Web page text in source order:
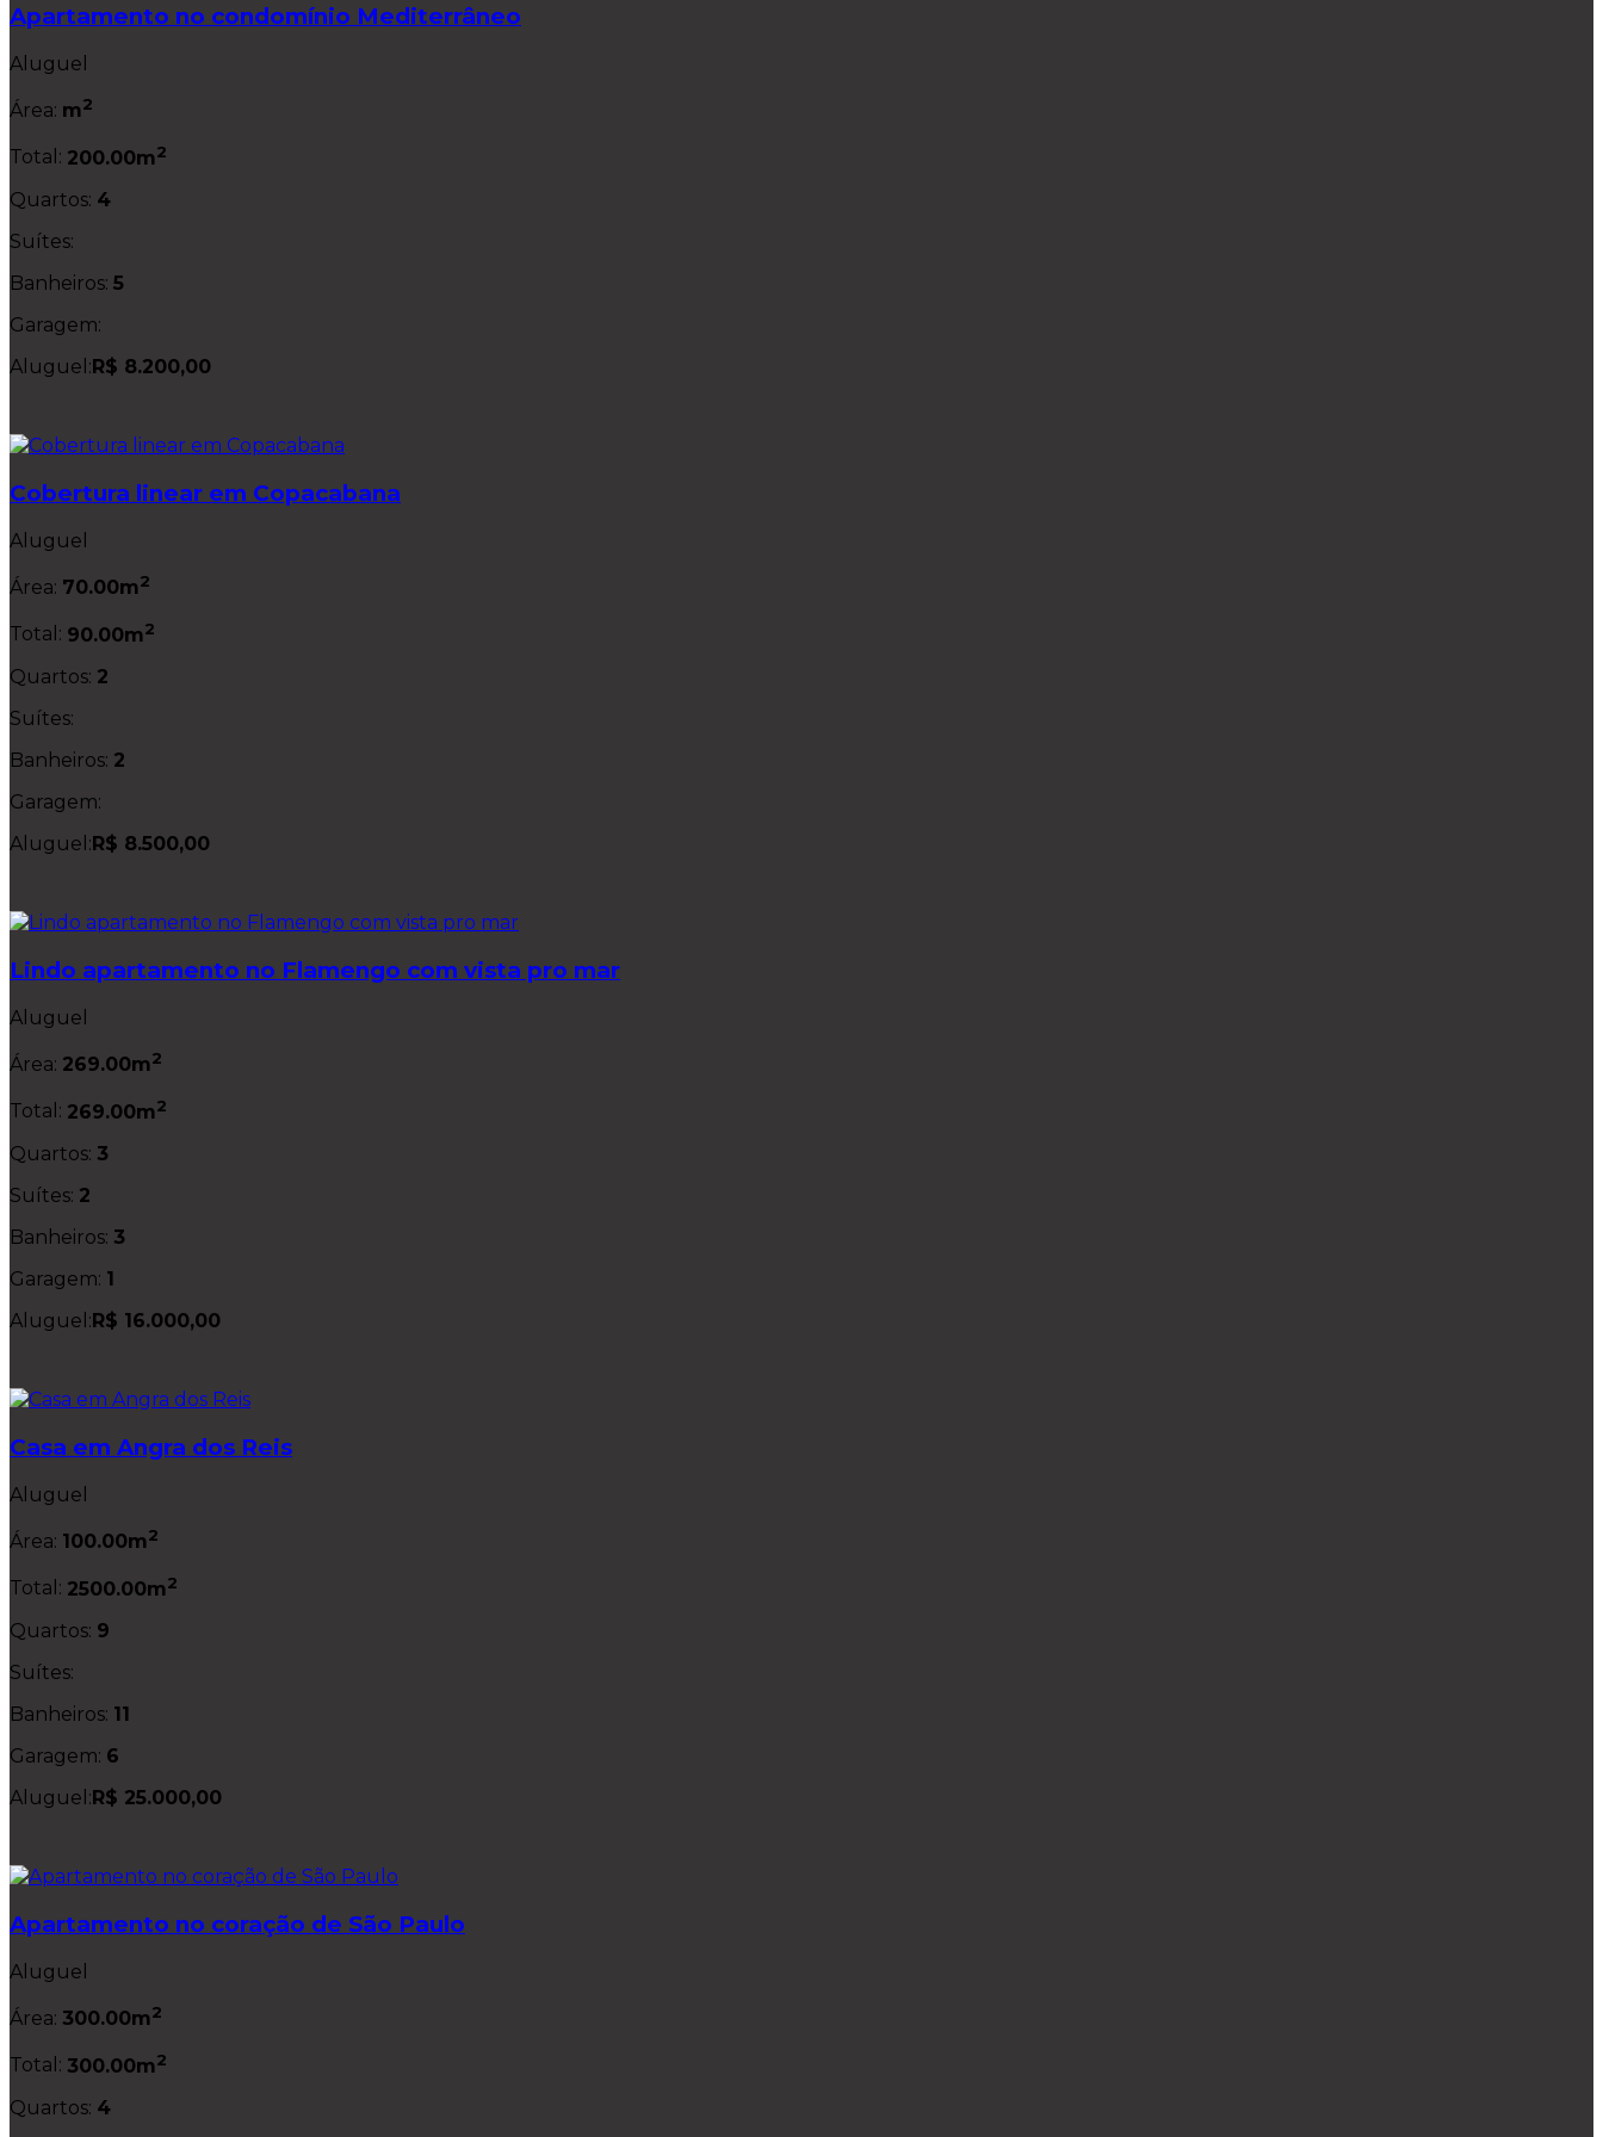
Apartamento no condomínio Mediterrâneo
Aluguel
Área: m2
Total: 200.00m2
Quartos: 4
Suítes:
Banheiros: 5
Garagem:
Aluguel:R$ 8.200,00
Cobertura linear em Copacabana
Aluguel
Área: 70.00m2
Total: 90.00m2
Quartos: 2
Suítes:
Banheiros: 2
Garagem:
Aluguel:R$ 8.500,00
Lindo apartamento no Flamengo com vista pro mar
Aluguel
Área: 269.00m2
Total: 269.00m2
Quartos: 3
Suítes: 2
Banheiros: 3
Garagem: 1
Aluguel:R$ 16.000,00
Casa em Angra dos Reis
Aluguel
Área: 100.00m2
Total: 2500.00m2
Quartos: 9
Suítes:
Banheiros: 11
Garagem: 6
Aluguel:R$ 25.000,00
Apartamento no coração de São Paulo
Aluguel
Área: 300.00m2
Total: 300.00m2
Quartos: 4